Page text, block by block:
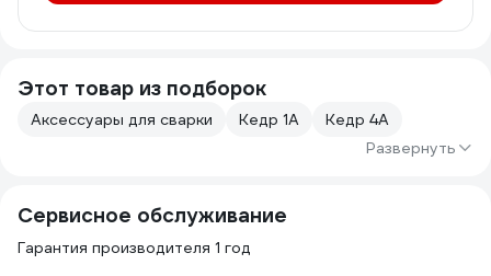
Этот товар из подборок
Аксессуары для сварки Кедр 1А
Кедр 4А
Развернуть
Сервисное обслуживание
Гарантия производителя 1 год